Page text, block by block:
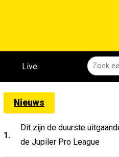
Live
Nieuws
1.
Dit zijn de duurste
de Jupiler Pro League